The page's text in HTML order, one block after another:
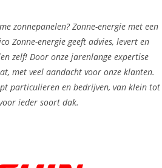
zonnepanelen? Zonne-energie met een
Zonne-energie geeft advies, levert en
zelf! Door onze jarenlange expertise
met veel aandacht voor onze klanten.
particulieren en bedrijven, van klein tot
ieder soort dak.